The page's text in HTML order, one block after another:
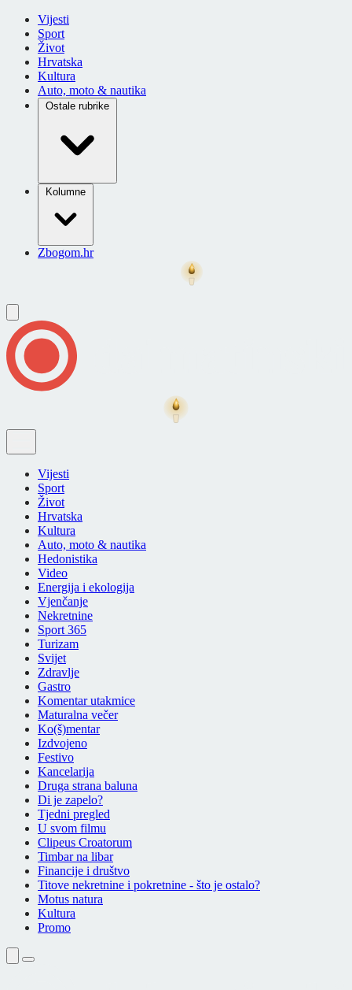
Vijesti
Sport
Život
Hrvatska
Kultura
Auto, moto & nautika
Ostale rubrike
Kolumne
Zbogom.hr
Vijesti
Sport
Život
Hrvatska
Kultura
Auto, moto & nautika
Hedonistika
Video
Energija i ekologija
Vjenčanje
Nekretnine
Sport 365
Turizam
Svijet
Zdravlje
Gastro
Komentar utakmice
Maturalna večer
Ko(š)mentar
Izdvojeno
Festivo
Kancelarija
Druga strana baluna
Di je zapelo?
Tjedni pregled
U svom filmu
Clipeus Croatorum
Timbar na libar
Financije i društvo
Titove nekretnine i pokretnine - što je ostalo?
Motus natura
Kultura
Promo